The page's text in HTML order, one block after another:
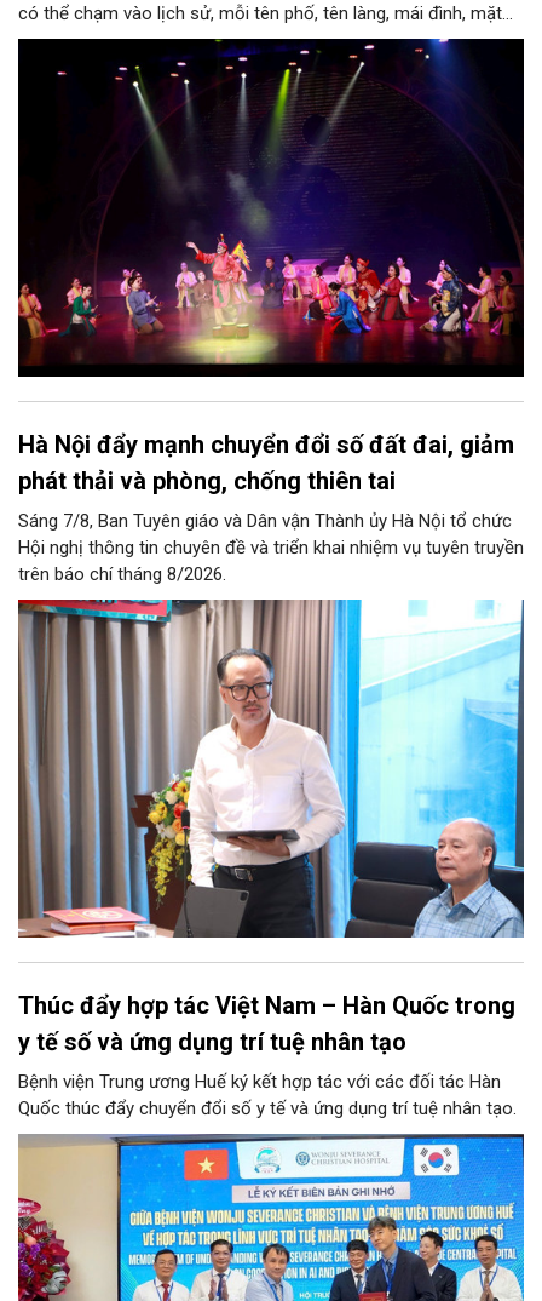
có thể chạm vào lịch sử, mỗi tên phố, tên làng, mái đình, mặt
hồ, nếp nhà, câu hát, món ăn, làn điệu, nghề thủ công đều có
thể kể một câu chuyện về chiều sâu văn hiến của dân tộc.
Nhưng trong kỷ nguyên mới, câu hỏi đặt ra không chỉ Hà Nội có
bao nhiêu di sản, bao nhiêu văn nghệ sĩ, trí thức, không gian ký
ức, mà là làm thế nào để những giá trị ấy trở thành nguồn lực
phát triển, thành sức mạnh mềm, thành động lực sáng tạo,
thành năng lực cạnh tranh của Thủ đô.
Hà Nội đẩy mạnh chuyển đổi số đất đai, giảm
phát thải và phòng, chống thiên tai
Sáng 7/8, Ban Tuyên giáo và Dân vận Thành ủy Hà Nội tổ chức
Hội nghị thông tin chuyên đề và triển khai nhiệm vụ tuyên truyền
trên báo chí tháng 8/2026.
Thúc đẩy hợp tác Việt Nam – Hàn Quốc trong
y tế số và ứng dụng trí tuệ nhân tạo
Bệnh viện Trung ương Huế ký kết hợp tác với các đối tác Hàn
Quốc thúc đẩy chuyển đổi số y tế và ứng dụng trí tuệ nhân tạo.